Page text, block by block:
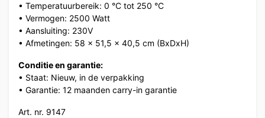
• Temperatuurbereik: 0 °C tot 250 °C
• Vermogen: 2500 Watt
• Aansluiting: 230V
• Afmetingen: 58 x 51,5 x 40,5 cm (BxDxH)
Conditie en garantie:
• Staat: Nieuw, in de verpakking
• Garantie: 12 maanden carry-in garantie
Art. nr. 9147